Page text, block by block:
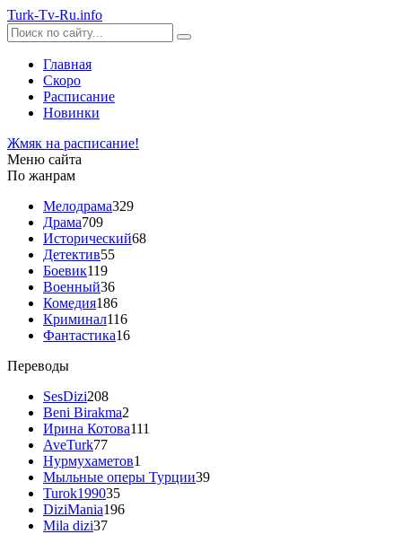
Turk-Tv-Ru.info
Главная
Скоро
Расписание
Новинки
Жмяк на расписание!
Меню сайта
По жанрам
Мелодрама329
Драма709
Исторический68
Детектив55
Боевик119
Военный36
Комедия186
Криминал116
Фантастика16
Переводы
SesDizi208
Beni Birakma2
Ирина Котова111
AveTurk77
Нурмухаметов1
Мыльные оперы Турции39
Turok199035
DiziMania196
Mila dizi37